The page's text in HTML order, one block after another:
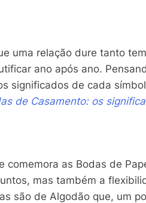
uma relação dure tanto
ano após ano.
significados de cada
de Casamento: os
comemora as Bodas de
mas também a
são de Algodão que, um